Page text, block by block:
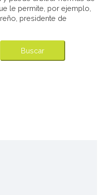
le permite, por ejemplo,
presidente de